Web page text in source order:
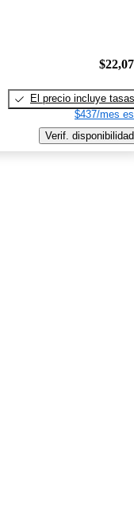
El precio incluye tasas
$437/mes
Verif. disponibilidad